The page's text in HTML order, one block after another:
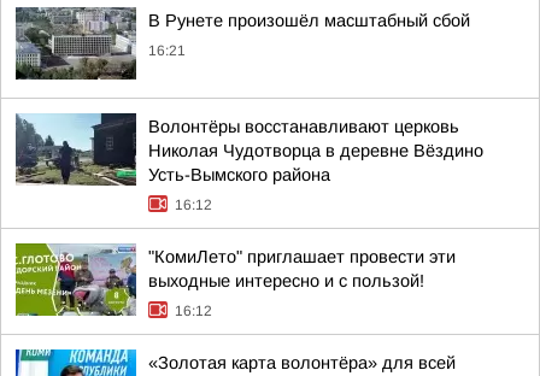
В Рунете произошёл масштабный сбой
16:21
Волонтёры восстанавливают церковь
Николая Чудотворца в деревне Вёздино
Усть-Вымского района
16:12
"КомиЛето" приглашает провести эти
выходные интересно и с пользой!
16:12
«Золотая карта волонтёра» для всей